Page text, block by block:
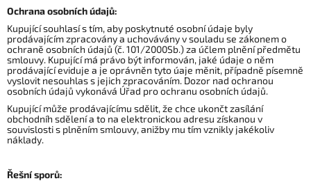
Ochrana osobních údajů:
Kupující souhlasí s tím, aby poskytnuté osobní údaje byly
prodávajícím zpracovány a uchovávány v souladu se zákonem o
ochraně osobních údajů (č. 101/2000Sb.) za účlem plnění předmětu
smlouvy. Kupující má právo být informován, jaké údaje o něm
prodávající eviduje a je oprávněn tyto úaje měnit, případně písemně
vyslovit nesouhlas s jejich zpracováním. Dozor nad ochranou
osobních údajů vykonává Úřad pro ochranu osobních údajů.
Kupující může prodávajícímu sdělit, že chce ukončt zasílání
obchodníh sdělení a to na elektronickou adresu získanou v
souvislosti s plněním smlouvy, anižby mu tím vznikly jakékoliv
náklady.
Řešní sporů: